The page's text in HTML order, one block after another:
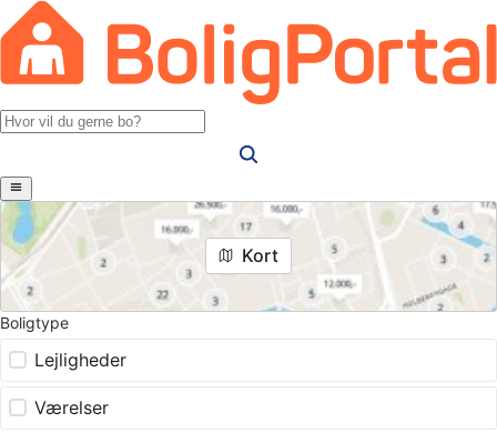
Kort
Boligtype
Lejligheder
Værelser